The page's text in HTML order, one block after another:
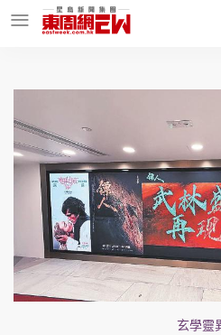
明星名人
東周Ladies
東周食玩通
玄學靈